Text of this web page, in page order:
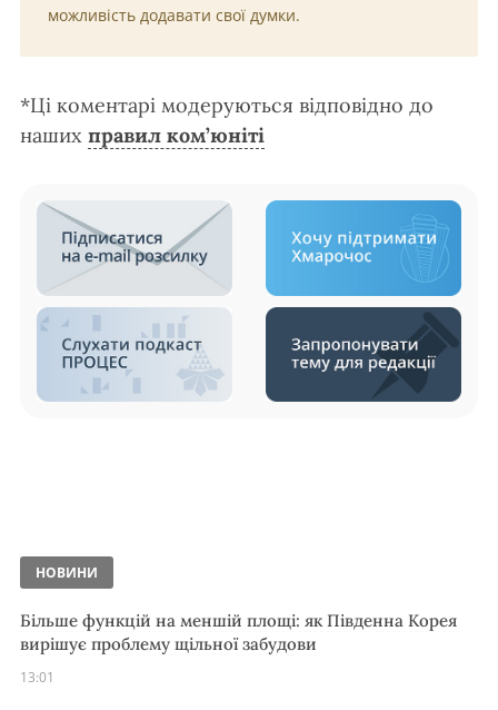
можливість додавати свої думки.
*Ці коментарі модеруються відповідно до
наших правил ком’юніті
НОВИНИ
Більше функцій на меншій площі: як Південна Корея
вирішує проблему щільної забудови
13:01